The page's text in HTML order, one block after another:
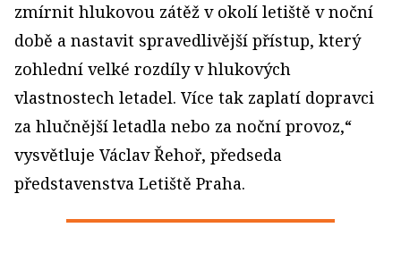
zmírnit hlukovou zátěž v okolí letiště v noční
době a nastavit spravedlivější přístup, který
zohlední velké rozdíly v hlukových
vlastnostech letadel. Více tak zaplatí dopravci
za hlučnější letadla nebo za noční provoz,“
vysvětluje Václav Řehoř, předseda
představenstva Letiště Praha.